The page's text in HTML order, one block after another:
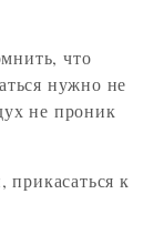
что
нужно не
не проник
прикасаться к